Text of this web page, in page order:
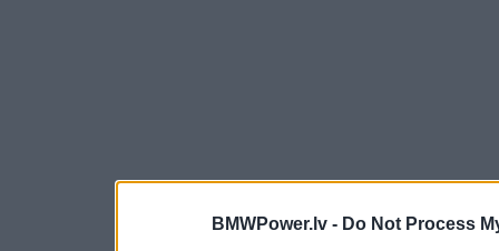
BMWPower.lv - Do Not Process